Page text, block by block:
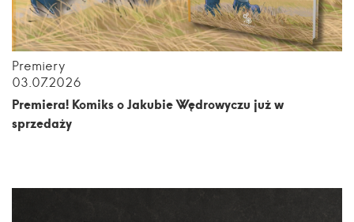
Premiery
03.07.2026
Premiera! Komiks o Jakubie Wędrowyczu już w
sprzedaży